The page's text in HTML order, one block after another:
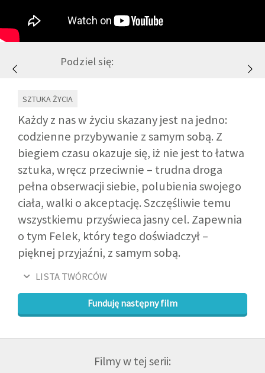
PARTNERZY
NEWSLETTER
DLA MEDIÓW
KONTAKT
Podziel się:
SZTUKA ŻYCIA
Każdy z nas w życiu skazany jest na jedno:
codzienne przybywanie z samym sobą. Z
biegiem czasu okazuje się, iż nie jest to łatwa
sztuka, wręcz przeciwnie – trudna droga
pełna obserwacji siebie, polubienia swojego
ciała, walki o akceptację. Szczęśliwie temu
wszystkiemu przyświeca jasny cel. Zapewnia
o tym Felek, który tego doświadczył –
pięknej przyjaźni, z samym sobą.
LISTA TWÓRCÓW
Funduję następny film
Filmy w tej serii: